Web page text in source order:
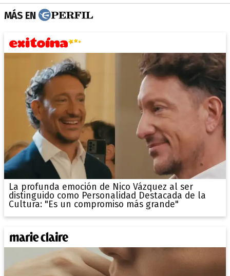
MÁS EN
La profunda emoción de Nico Vázquez al ser
distinguido como Personalidad Destacada de la
Cultura: "Es un compromiso más grande"